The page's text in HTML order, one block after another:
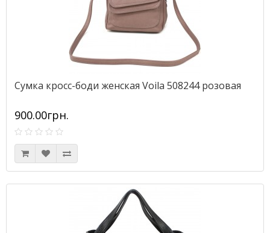
Сумка кросс-боди женская Voila 508244 розовая
900.00грн.